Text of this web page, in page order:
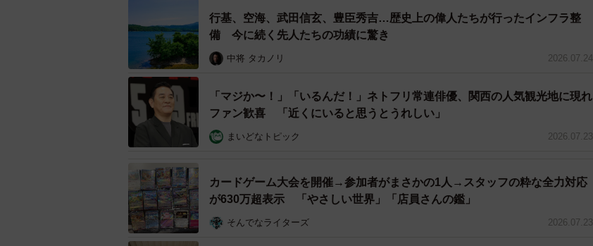
行基、空海、武田信玄、豊臣秀吉…歴史上の偉人たちが行ったインフラ整
備 今に続く先人たちの功績に驚き
中将 タカノリ 2026.07.24
「マジか〜！」「いるんだ！」ネトフリ常連俳優、関西の人気観光地に現れ
ファン歓喜 「近くにいると思うとうれしい」
まいどなトピック 2026.07.23
カードゲーム大会を開催→参加者がまさかの1人→スタッフの粋な全力対応
が630万超表示 「やさしい世界」「店員さんの鑑」
そんでなライターズ 2026.07.23